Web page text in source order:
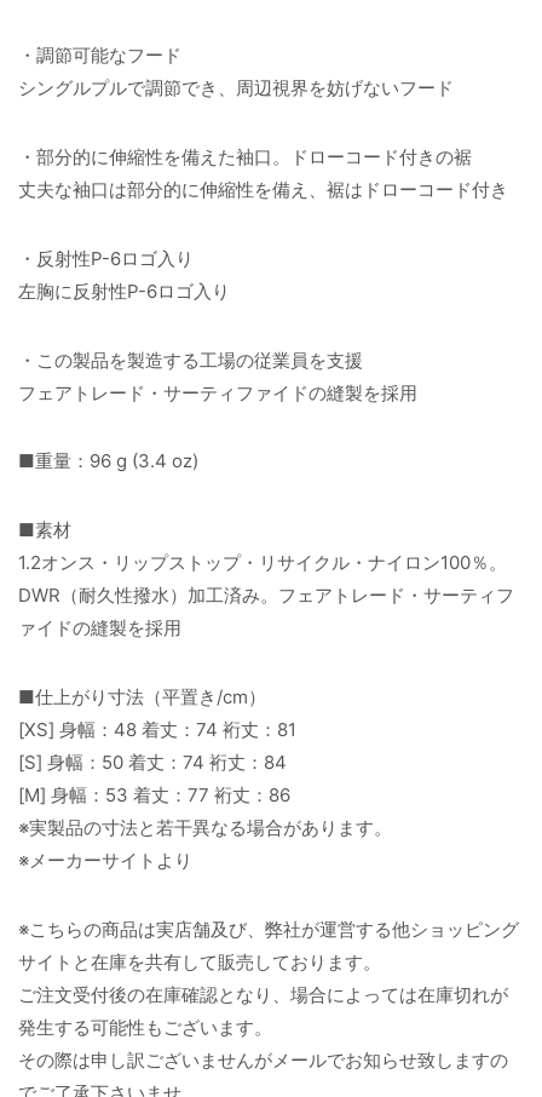
・調節可能なフード
シングルプルで調節でき、周辺視界を妨げないフード
・部分的に伸縮性を備えた袖口。ドローコード付きの裾
丈夫な袖口は部分的に伸縮性を備え、裾はドローコード付き
・反射性P-6ロゴ入り
左胸に反射性P-6ロゴ入り
・この製品を製造する工場の従業員を支援
フェアトレード・サーティファイドの縫製を採用
■重量：96 g (3.4 oz)
■素材
1.2オンス・リップストップ・リサイクル・ナイロン100％。
DWR（耐久性撥水）加工済み。フェアトレード・サーティフ
ァイドの縫製を採用
■仕上がり寸法（平置き/cm）
[XS] 身幅：48 着丈：74 裄丈：81
[S] 身幅：50 着丈：74 裄丈：84
[M] 身幅：53 着丈：77 裄丈：86
※実製品の寸法と若干異なる場合があります。
※メーカーサイトより
※こちらの商品は実店舗及び、弊社が運営する他ショッピング
サイトと在庫を共有して販売しております。
ご注文受付後の在庫確認となり、場合によっては在庫切れが
発生する可能性もございます。
その際は申し訳ございませんがメールでお知らせ致しますの
でご了承下さいませ。